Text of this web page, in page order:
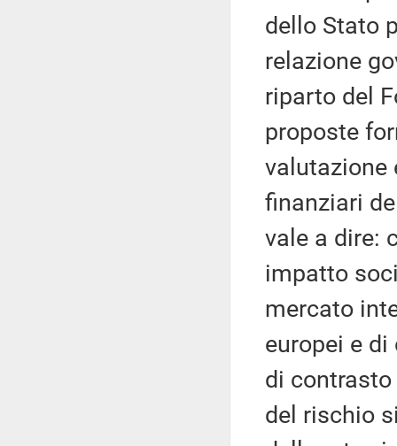
dello Stato
relazione
riparto del
proposte
valutazione
finanziari
vale a dire:
impatto
mercato
europei e
di
del rischio